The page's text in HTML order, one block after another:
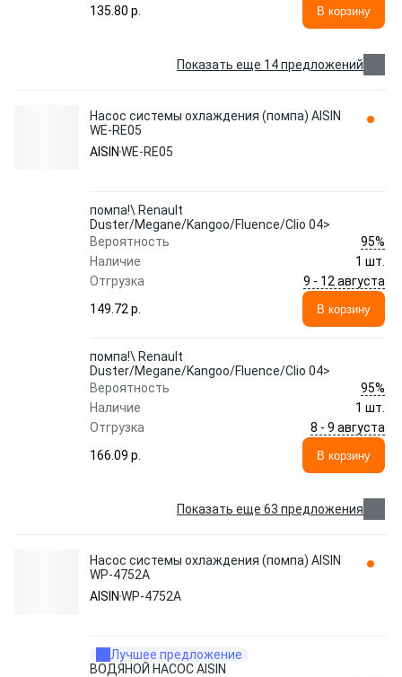
135.80 p.
В корзину
Показать еще 14 предложений
Насос системы охлаждения (помпа) AISIN
WE-RE05
AISIN WE-RE05
помпа!\ Renault
Duster/Megane/Kangoo/Fluence/Clio 04>
Вероятность
95%
Наличие
1 шт.
Отгрузка
9 - 12 августа
149.72 p.
В корзину
помпа!\ Renault
Duster/Megane/Kangoo/Fluence/Clio 04>
Вероятность
95%
Наличие
1 шт.
Отгрузка
8 - 9 августа
166.09 p.
В корзину
Показать еще 63 предложения
Насос системы охлаждения (помпа) AISIN
WP-4752A
AISIN WP-4752A
Лучшее предложение
ВОДЯНОЙ НАСОС AISIN